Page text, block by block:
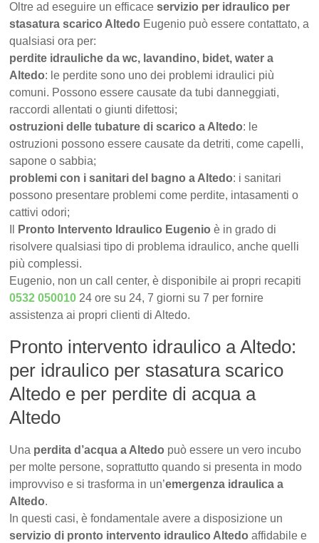
Oltre ad eseguire un efficaceservizio per idraulico per
stasatura scarico Altedo Eugenio può essere contattato, a
qualsiasi ora per:
perdite idrauliche da wc, lavandino, bidet, water a
Altedo: le perdite sono uno dei problemi idraulici più
comuni. Possono essere causate da tubi danneggiati,
raccordi allentati o giunti difettosi;
ostruzioni delle tubature di scarico a Altedo: le
ostruzioni possono essere causate da detriti, come capelli,
sapone o sabbia;
problemi con i sanitari del bagno a Altedo: i sanitari
possono presentare problemi come perdite, intasamenti o
cattivi odori;
Pronto Intervento Idraulico Eugenio è in grado di
risolvere qualsiasi tipo di problema idraulico, anche quelli
più complessi.
Eugenio, non un call center, è disponibile ai propri recapiti
0532 050010 24 ore su 24, 7 giorni su 7 per fornire
assistenza ai propri clienti di Altedo.
Pronto intervento idraulico a Altedo:
per idraulico per stasatura scarico
Altedo e per perdite di acqua a
Altedo
Una perdita d’acqua a Altedo può essere un vero incubo
per molte persone, soprattutto quando si presenta in modo
improvviso e si trasforma in un’emergenza idraulica a
Altedo.
In questi casi, è fondamentale avere a disposizione un
servizio di pronto intervento idraulico Altedoaffidabile e